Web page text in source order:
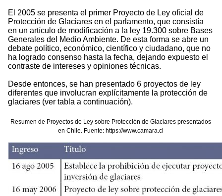
El 2005 se presenta el primer Proyecto de Ley oficial de
Protección de Glaciares en el parlamento, que consistía
en un artículo de modificación a la ley 19.300 sobre Bases
Generales del Medio Ambiente. De esta forma se abre un
debate político, económico, científico y ciudadano, que no
ha logrado consenso hasta la fecha, dejando expuesto el
contraste de intereses y opiniones técnicas.
Desde entonces, se han presentado 6 proyectos de ley
diferentes que involucran explícitamente la protección de
glaciares (ver tabla a continuación).
Resumen de Proyectos de Ley sobre Protección de Glaciares presentados
en Chile. Fuente: https://www.camara.cl